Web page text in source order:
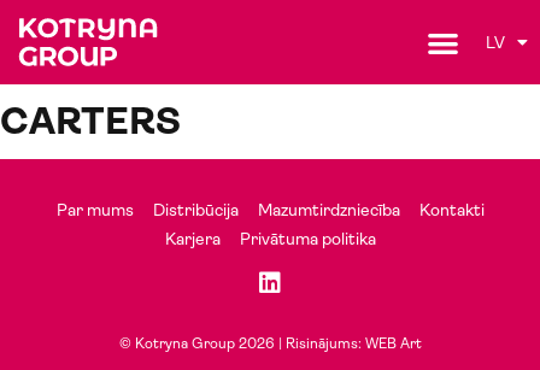
LV
CARTERS
Par mums Distribūcija Mazumtirdzniecība
Kontakti
Karjera
Privātuma politika
© Kotryna Group 2026 | Risinājums: WEB Art